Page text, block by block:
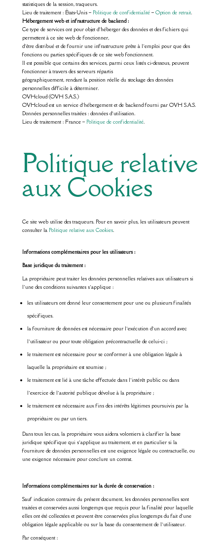
statistiques de la session, traqueurs.
Lieu de traitement : États-Unis – Politique de confidentialité– Option de retrait.
Hébergement web et infrastructure de backend :
Ce type de services ont pour objet d’héberger des données et des fichiers qui
permettent à ce site web de fonctionner,
d’être distribué et de fournir une infrastructure prête à l’emploi pour que des
fonctions ou parties spécifiques de ce site web fonctionnent.
Il est possible que certains des services, parmi ceux listés ci-dessous, peuvent
fonctionner à travers des serveurs répartis
géographiquement, rendant la position réelle du stockage des données
personnelles difficile à déterminer.
OVHcloud (OVH S.A.S.)
OVHcloud est un service d’hébergement et de backend fourni par OVH S.A.S.
Données personnelles traitées : données d’utilisation.
Lieu de traitement : France – Politique de confidentialité.
Politique relative
aux Cookies
Ce site web utilise des traqueurs. Pour en savoir plus, les utilisateurs peuvent
consulter la Politique relative aux Cookies.
Informations complémentaires pour les utilisateurs :
Base juridique du traitement :
La propriétaire peut traiter les données personnelles relatives aux utilisateurs si
l’une des conditions suivantes s’applique :
les utilisateurs ont donné leur consentement pour une ou plusieurs finalités
spécifiques.
la fourniture de données est nécessaire pour l’exécution d’un accord avec
l’utilisateur ou pour toute obligation précontractuelle de celui-ci ;
le traitement est nécessaire pour se conformer à une obligation légale à
laquelle la propriétaire est soumise ;
le traitement est lié à une tâche effectuée dans l’intérêt public ou dans
l’exercice de l’autorité publique dévolue à la propriétaire ;
le traitement est nécessaire aux fins des intérêts légitimes poursuivis par la
propriétaire ou par un tiers.
Dans tous les cas, la propriétaire vous aidera volontiers à clarifier la base
juridique spécifique qui s’applique au traitement, et en particulier si la
fourniture de données personnelles est une exigence légale ou contractuelle, ou
une exigence nécessaire pour conclure un contrat.
Informations complémentaires sur la durée de conservation :
Sauf indication contraire du présent document, les données personnelles sont
traitées et conservées aussi longtemps que requis pour la finalité pour laquelle
elles ont été collectées et peuvent être conservées plus longtemps du fait d’une
obligation légale applicable ou sur la base du consentement de l’utilisateur.
Par conséquent :